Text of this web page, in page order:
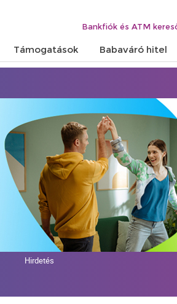
Bankfiók és ATM
Támogatások Babaváró hitel
Hirdetés